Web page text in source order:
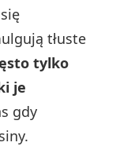
tłuste
tylko
je
gdy